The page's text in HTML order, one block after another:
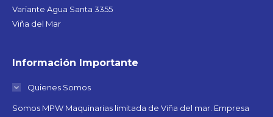
Variante Agua Santa 3355
Viña del Mar
Información Importante
Quienes Somos
Somos MPW Maquinarias limitada de Viña del mar. Empresa